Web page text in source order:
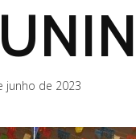
junho de 2023